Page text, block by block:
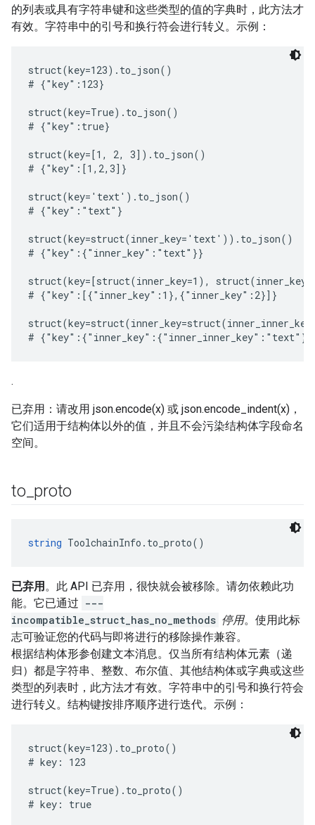
的列表或具有字符串键和这些类型的值的字典时，此方法才
有效。字符串中的引号和换行符会进行转义。示例：
struct(key=123).to_json()
# {"key":123}
struct(key=True).to_json()
# {"key":true}
struct(key=[1, 2, 3]).to_json()
# {"key":[1,2,3]}
struct(key='text').to_json()
# {"key":"text"}
struct(key=struct(inner_key='text')).to_json()
# {"key":{"inner_key":"text"}}
struct(key=[struct(inner_key=1),
# {"key":[{"inner_key":1},{"inner_key":2}]}
.
已弃用：请改用 json.encode(x) 或 json.encode_indent(x)，
它们适用于结构体以外的值，并且不会污染结构体字段命名
空间。
to proto
string ToolchainInfo.to_proto()
已弃用 。此 API 已弃用，很快就会被移除。请勿依赖此功
能。它已通过 ---
incompatible_struct_has_no_methods 停用。使用此标
志可验证您的代码与即将进行的移除操作兼容。
根据结构体形参创建文本消息。仅当所有结构体元素（递
归）都是字符串、整数、布尔值、其他结构体或字典或这些
类型的列表时，此方法才有效。字符串中的引号和换行符会
进行转义。结构键按排序顺序进行迭代。示例：
struct(key=123).to_proto()
# key: 123
struct(key=True).to_proto()
# key: true